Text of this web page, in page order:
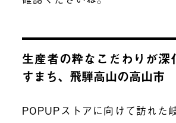
生産者の粋なこだわりが深
すまち、飛騨高山の高山市
POPUPストアに向けて訪れた